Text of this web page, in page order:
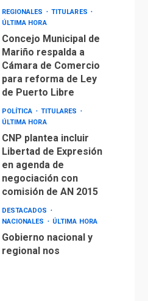
REGIONALES
TITULARES
ÚLTIMA HORA
Concejo Municipal de
Mariño respalda a
Cámara de Comercio
para reforma de Ley
de Puerto Libre
POLÍTICA
TITULARES
ÚLTIMA HORA
CNP plantea incluir
Libertad de Expresión
en agenda de
negociación con
comisión de AN 2015
DESTACADOS
NACIONALES
ÚLTIMA HORA
Gobierno nacional y
regional nos